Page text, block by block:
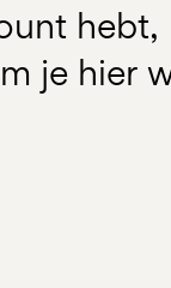
hebt,
je hier